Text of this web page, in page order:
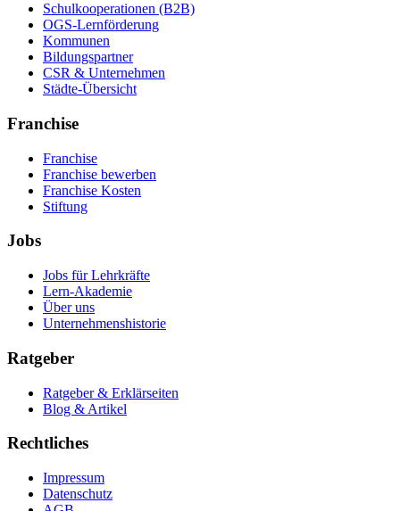
Schulkooperationen (B2B)
OGS-Lernförderung
Kommunen
Bildungspartner
CSR & Unternehmen
Städte-Übersicht
Franchise
Franchise
Franchise bewerben
Franchise Kosten
Stiftung
Jobs
Jobs für Lehrkräfte
Lern-Akademie
Über uns
Unternehmenshistorie
Ratgeber
Ratgeber & Erklärseiten
Blog & Artikel
Rechtliches
Impressum
Datenschutz